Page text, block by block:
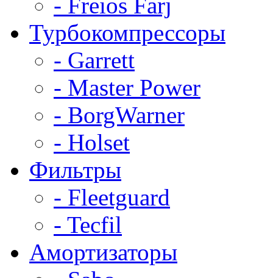
Турбокомпрессоры
- Garrett
- Master Power
- BorgWarner
- Holset
Фильтры
- Fleetguard
- Tecfil
Амортизаторы